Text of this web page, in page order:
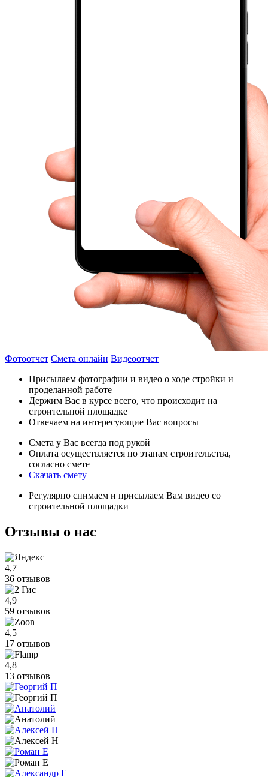
Фотоотчет Смета онлайн Видеоотчет
Присылаем фотографии и видео о ходе стройки и
проделанной работе
Держим Вас в курсе всего, что происходит на
строительной площадке
Отвечаем на интересующие Вас вопросы
Смета у Вас всегда под рукой
Оплата осуществляется по этапам строительства,
согласно смете
Скачать смету
Регулярно снимаем и присылаем Вам видео со
строительной площадки
Отзывы о нас
4,7
36 отзывов
4,9
59 отзывов
4,5
17 отзывов
4,8
13 отзывов